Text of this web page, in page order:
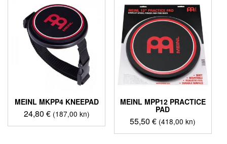
MEINL MKPP4 KNEEPAD
24,80 € (187,00 kn)
MEINL MPP12 PRACTICE
PAD
55,50€ (418,00 kn)